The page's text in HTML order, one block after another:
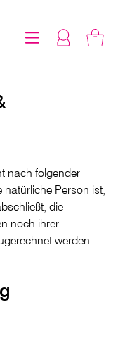
nach folgender
natürliche Person ist,
die
noch ihrer
werden